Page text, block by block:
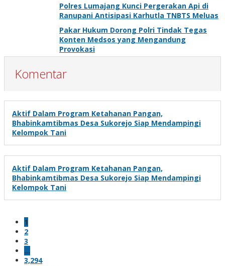
Polres Lumajang Kunci Pergerakan Api di
Ranupani Antisipasi Karhutla TNBTS Meluas
Pakar Hukum Dorong Polri Tindak Tegas
Konten Medsos yang Mengandung
Provokasi
Komentar
Aktif Dalam Program Ketahanan Pangan,
Bhabinkamtibmas Desa Sukorejo Siap Mendampingi
Kelompok Tani
Aktif Dalam Program Ketahanan Pangan,
Bhabinkamtibmas Desa Sukorejo Siap Mendampingi
Kelompok Tani
1
2
3
…
3,294